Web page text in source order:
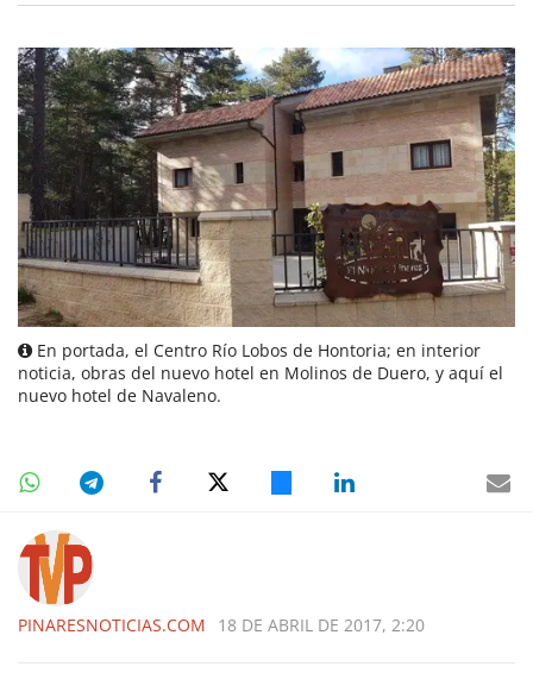
En portada, el Centro Río Lobos de Hontoria; en interior
noticia, obras del nuevo hotel en Molinos de Duero, y aquí el
nuevo hotel de Navaleno.
PINARESNOTICIAS.COM 18 DE ABRIL DE 2017, 2:20